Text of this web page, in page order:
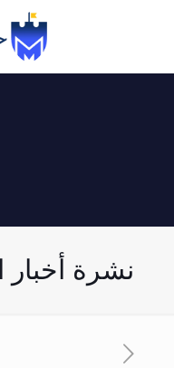
نشرة أخبار اليوم